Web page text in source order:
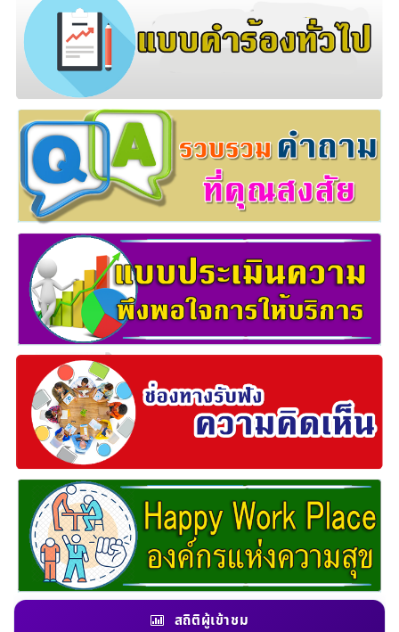
สถิติผู้เข้าชม